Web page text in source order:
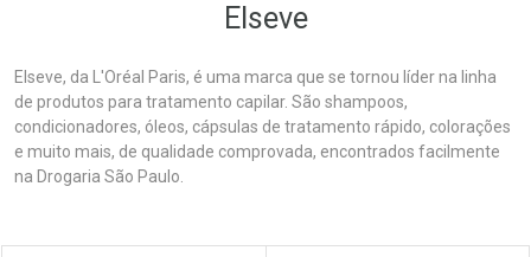
Elseve
Elseve, da L'Oréal Paris, é uma marca que se tornou líder na linha
de produtos para tratamento capilar. São shampoos,
condicionadores, óleos, cápsulas de tratamento rápido, colorações
e muito mais, de qualidade comprovada, encontrados facilmente
na Drogaria São Paulo.